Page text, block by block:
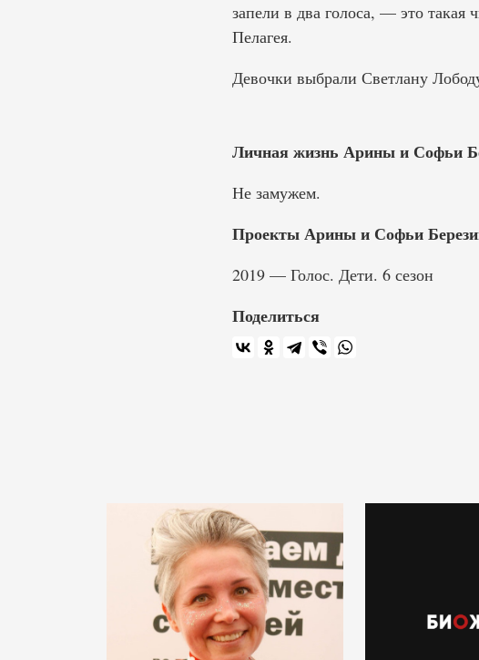
запели в два голоса, — это
Пелагея.
Девочки выбрали Светлану
Личная жизнь Арины и Софьи
Не замужем.
Проекты Арины и Софьи
2019 — Голос. Дети. 6 сезон
Поделиться